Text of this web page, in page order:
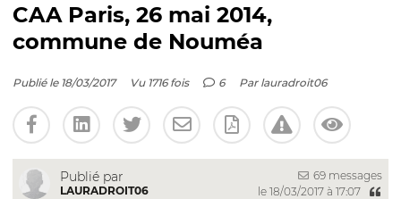
CAA Paris, 26 mai 2014,
commune de Nouméa
Publié le 18/03/2017 Vu 1716 fois 6 Par lauradroit06
Publié par
LAURADROIT06
69 messages
le 18/03/2017 à 17:07